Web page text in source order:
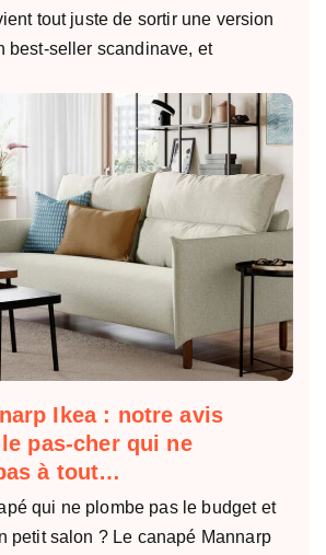
tout juste de sortir une version
best-seller scandinave, et
Ikea : notre avis
pas-cher qui ne
à tout…
qui ne plombe pas le budget et
petit salon ? Le canapé Mannarp